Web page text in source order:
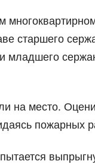
старшего
младшего
на место.
пожарных